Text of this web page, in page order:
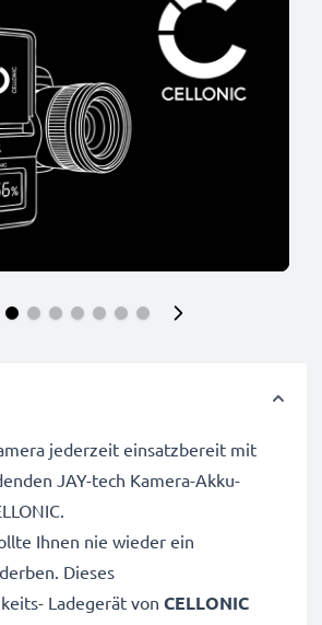
jederzeit einsatzbereit mit
JAY-tech Kamera-Akku-
Ihnen nie wieder ein
Dieses
Ladegerät von CELLONIC